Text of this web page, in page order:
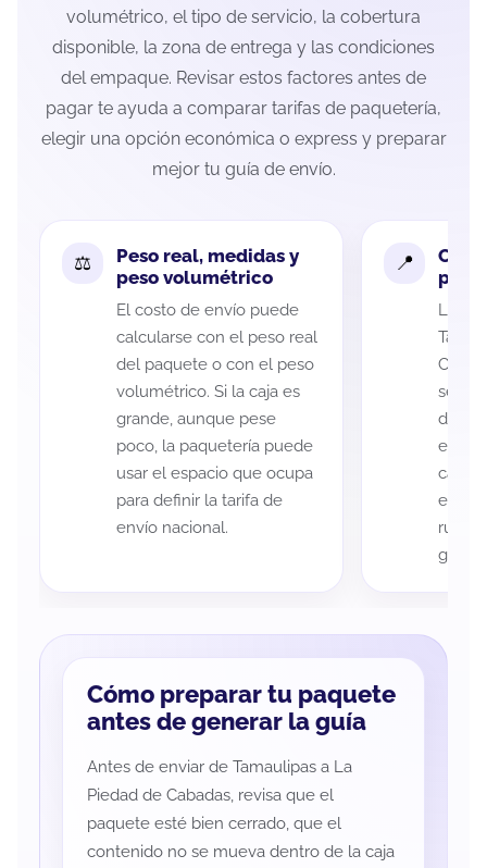
volumétrico, el tipo de servicio, la cobertura
disponible, la zona de entrega y las condiciones
del empaque. Revisar estos factores antes de
pagar te ayuda a comparar tarifas de paquetería,
elegir una opción económica o express y preparar
mejor tu guía de envío.
Peso real, medidas y
peso volumétrico
El costo de envío puede
calcularse con el peso real
del paquete o con el peso
volumétrico. Si la caja es
grande, aunque pese
poco, la paquetería puede
usar el espacio que ocupa
para definir la tarifa de
envío nacional.
La
de
cada
es
ruta
guía
Cómo preparar tu paquete
antes de generar la guía
Antes de enviar de Tamaulipas a La
Piedad de Cabadas, revisa que el
paquete esté bien cerrado, que el
contenido no se mueva dentro de la caja